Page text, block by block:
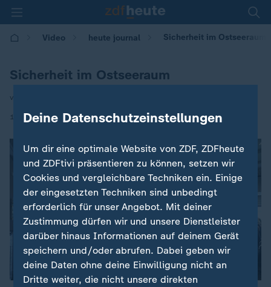
Video heute journal Sicherheit im Ostseeraum
Sicherheit im Ostseeraum
von Henner Hebestreit / Leon Kerner
19.06.2026 | 22:45
Deine Datenschutzeinstellungen
Um dir eine optimale Website von ZDF, ZDFheute
und ZDFtivi präsentieren zu können, setzen wir
Cookies und vergleichbare Techniken ein. Einige
der eingesetzten Techniken sind unbedingt
erforderlich für unser Angebot. Mit deiner
Zustimmung dürfen wir und unsere Dienstleister
darüber hinaus Informationen auf deinem Gerät
speichern und/oder abrufen. Dabei geben wir
deine Daten ohne deine Einwilligung nicht an
Dritte weiter, die nicht unsere direkten